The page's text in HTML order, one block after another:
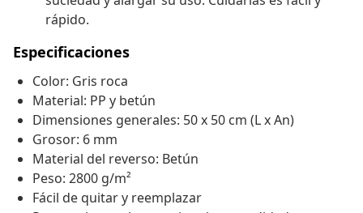
rápido.
Especificaciones
Color: Gris roca
Material: PP y betún
Dimensiones generales: 50 x 50 cm (L x An)
Grosor: 6 mm
Material del reverso: Betún
Peso: 2800 g/m²
Fácil de quitar y reemplazar